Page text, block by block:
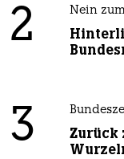
2 Nein
3
Zurück